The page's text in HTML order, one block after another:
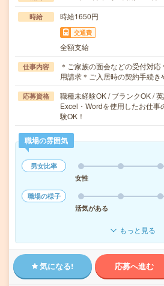
時給 時給1650円
交通費
全額支給
仕事内容
＊ご家族の面会などの受付対
用請求＊ご入居時の契約手続
応募資格
職種未経験OK / ブランクOK /
Excel・Wordを使用したお仕
験OK！
職場の雰囲気
男女比率
女性
職場の様子
活気がある
もっと見る
気になる! 応募へ進む